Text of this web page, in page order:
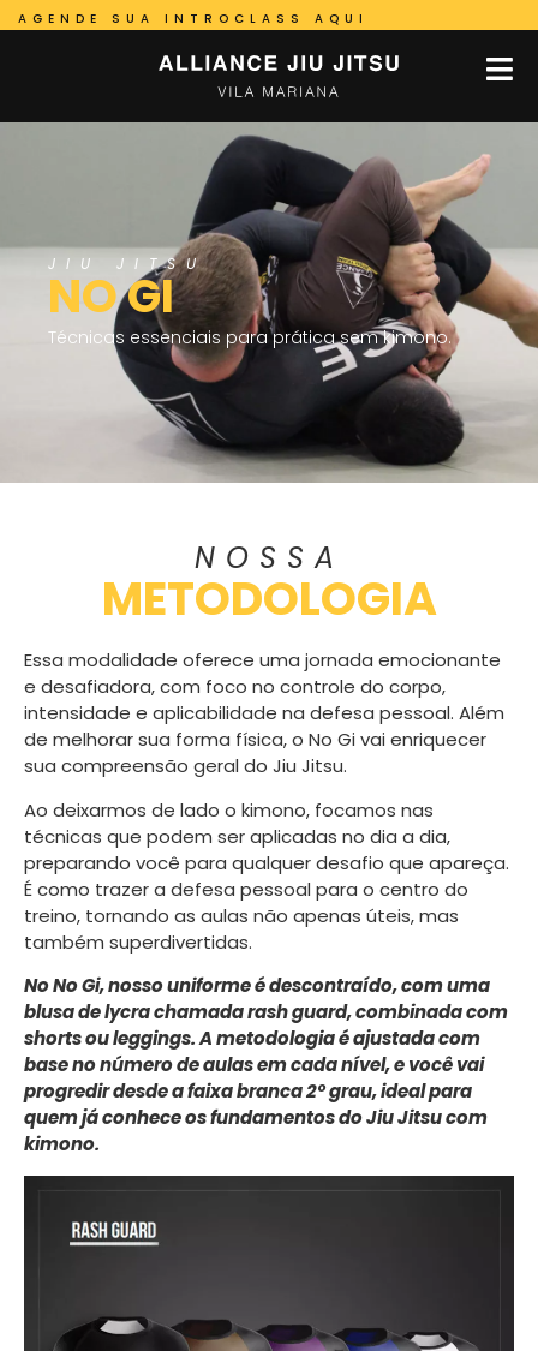
AGENDE SUA INTROCLASS AQUI
JIU JITSU
NO GI
Técnicas essenciais para prática sem kimono.
NOSSA
METODOLOGIA
Essa modalidade oferece uma jornada emocionante
e desafiadora, com foco no controle do corpo,
intensidade e aplicabilidade na defesa pessoal. Além
de melhorar sua forma física, o No Gi vai enriquecer
sua compreensão geral do Jiu Jitsu.
Ao deixarmos de lado o kimono, focamos nas
técnicas que podem ser aplicadas no dia a dia,
preparando você para qualquer desafio que apareça.
É como trazer a defesa pessoal para o centro do
treino, tornando as aulas não apenas úteis, mas
também superdivertidas.
No No Gi, nosso uniforme é descontraído, com uma
blusa de lycra chamada rash guard, combinada com
shorts ou leggings. A metodologia é ajustada com
base no número de aulas em cada nível, e você vai
progredir desde a faixa branca 2º grau, ideal para
quem já conhece os fundamentos do Jiu Jitsu com
kimono.